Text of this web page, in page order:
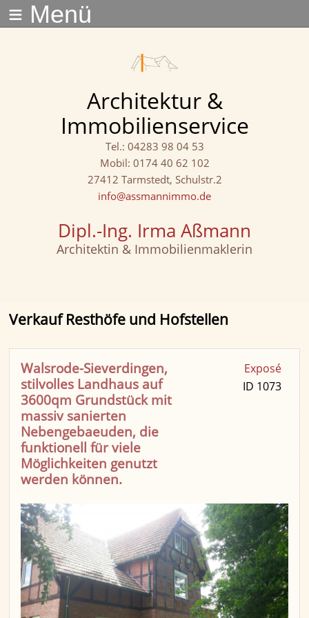
≡ Menü
Architektur &
Immobilienservice
Tel.: 04283 98 04 53
Mobil: 0174 40 62 102
27412 Tarmstedt, Schulstr.2
info@assmannimmo.de
Dipl.-Ing. Irma Aßmann
Architektin & Immobilienmaklerin
Verkauf Resthöfe und Hofstellen
Walsrode-Sieverdingen,
stilvolles Landhaus auf
3600qm Grundstück mit
massiv sanierten
Nebengebaeuden, die
funktionell für viele
Möglichkeiten genutzt
werden können.
Exposé
ID 1073